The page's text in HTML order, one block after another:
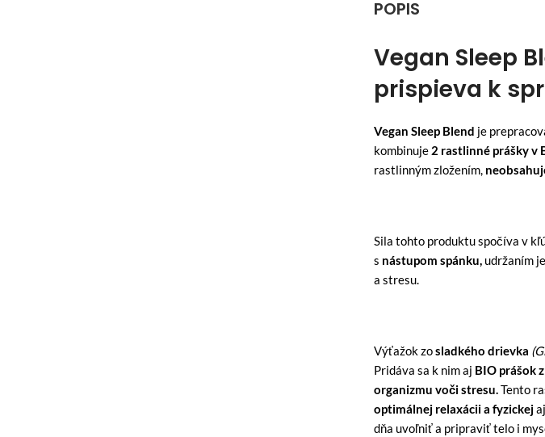
POPIS
Vegan Sleep
prispieva k
Vegan Sleep Blend je
kombinuje 2 rastlinné prášky v
rastlinným zložením,
Sila tohto produktu spočíva v
s nástupom spánku, udržaním
a stresu.
Výťažok zosladkého drievka
Pridáva sa k nim aj BIO prášok
organizmu voči stresu.Tento
optimálnej relaxácii a fyzickejaj
dňa uvoľniť a pripraviť telo i